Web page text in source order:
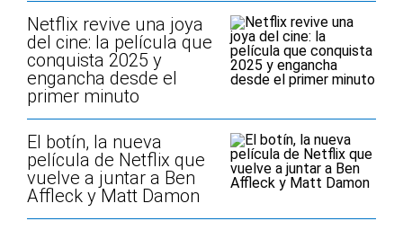
Netflix revive una joya
del cine: la película que
conquista 2025 y
engancha desde el
primer minuto
El botín, la nueva
película de Netflix que
vuelve a juntar a Ben
Affleck y Matt Damon